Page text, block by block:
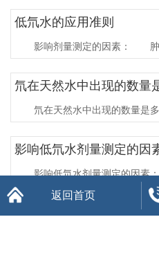
低氘水的应用准则
影响剂量测定的因素： 肿
氘在天然水中出现的数量
氘在天然水中出现的数量是
影响低氘水剂量测定的因
影响低氘水剂量测定的因素
低氘水的临床试验进展
返回首页